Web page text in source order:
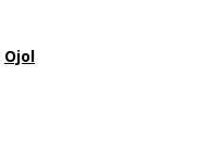
Ojol